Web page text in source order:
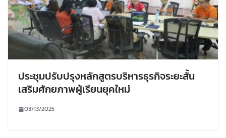
ประชุมปรับปรุงหลักสูตรบริหารธุรกิจระยะสั้น
เสริมศักยภาพผู้เรียนยุคใหม่
03/13/2025